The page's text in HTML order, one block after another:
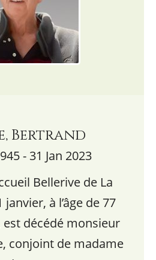
Bertrand
- 31 Jan 2023
Bellerive de La
à l’âge de 77
est décédé monsieur
conjoint de madame